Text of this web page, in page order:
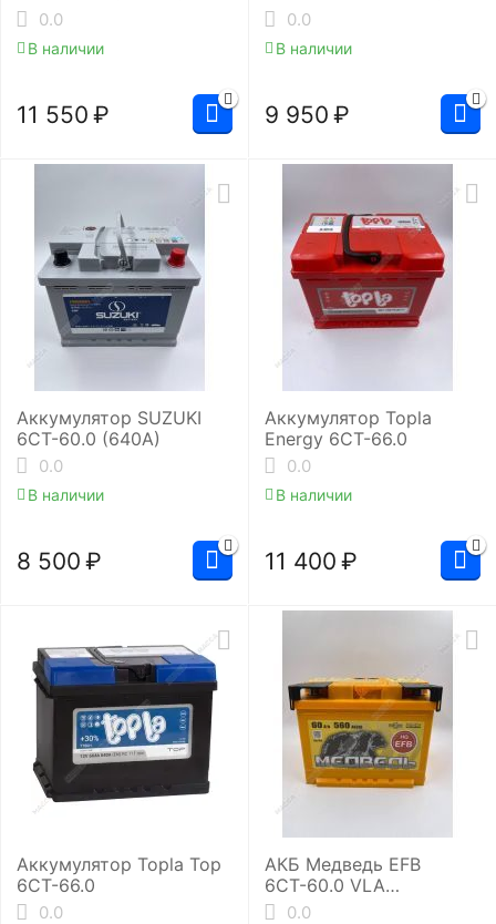
EFB EUE-063060L2
0.0
В наличии
11 550 ₽
EUW-065064L2
0.0
В наличии
9 950 ₽
Аккумулятор SUZUKI
6СТ-60.0 (640A)
0.0
В наличии
8 500 ₽
Аккумулятор Topla
Energy 6СТ-66.0
0.0
В наличии
11 400 ₽
Аккумулятор Topla Top
6СТ-66.0
0.0
АКБ Медведь EFB
6СТ-60.0 VLA
(L2/560EN)
0.0